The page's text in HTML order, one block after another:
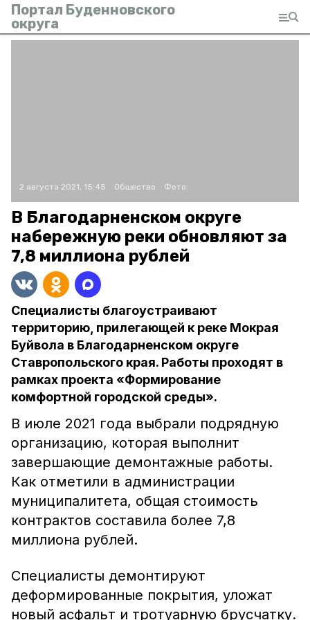
Портал Буденновского
округа
2 августа 2021, 15:45 Общество Фото:
В Благодарненском округе
набережную реки обновляют за
7,8 миллиона рублей
Специалисты благоустраивают
территорию, прилегающей к реке Мокрая
Буйвола в Благодарненском округе
Ставропольского края. Работы проходят в
рамках проекта «Формирование
комфортной городской среды».
В июле 2021 года выбрали подрядную
организацию, которая выполнит
завершающие демонтажные работы.
Как отметили в администрации
муниципалитета, общая стоимость
контрактов составила более 7,8
миллиона рублей.
Специалисты демонтируют
деформированные покрытия, уложат
новый асфальт и тротуарную брусчатку.